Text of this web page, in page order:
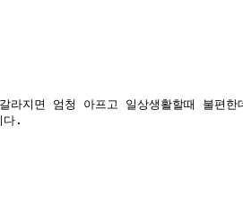
라지면 엄청 아프고 일상생활할때 불편
다.